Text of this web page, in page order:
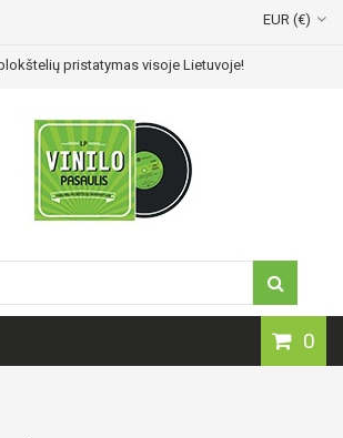
pristatymas visoje Lietuvoje!
EUR (€)
0